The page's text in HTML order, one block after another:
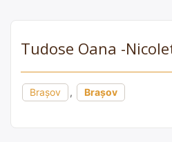
Tudose Oana -
Brașov , Brașov